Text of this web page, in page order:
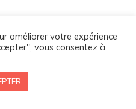
améliorer votre expérience
vous consentez à